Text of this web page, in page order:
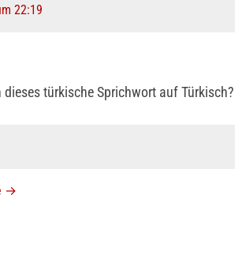
22:19
dieses türkische Sprichwort auf Türkisch?
→